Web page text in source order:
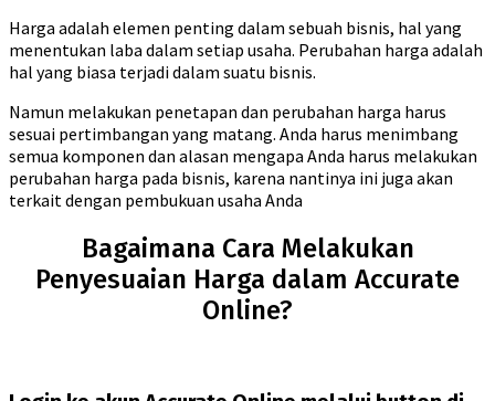
Harga adalah elemen penting dalam sebuah bisnis, hal yang
menentukan laba dalam setiap usaha. Perubahan harga adalah
hal yang biasa terjadi dalam suatu bisnis.
Namun melakukan penetapan dan perubahan harga harus
sesuai pertimbangan yang matang. Anda harus menimbang
semua komponen dan alasan mengapa Anda harus melakukan
perubahan harga pada bisnis, karena nantinya ini juga akan
terkait dengan pembukuan usaha Anda
Bagaimana Cara Melakukan
Penyesuaian Harga dalam Accurate
Online?